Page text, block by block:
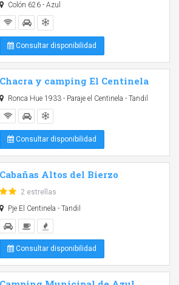
Colón 626 - Azul
Consultar disponibilidad
Chacra y camping El Centinela
Ronca Hue 1933 - Paraje el Centinela - Tandil
Consultar disponibilidad
Cabañas Altos del Bierzo
2 estrellas
Pje El Centinela - Tandil
Consultar disponibilidad